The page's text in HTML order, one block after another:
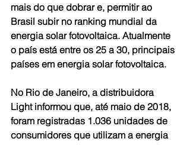
mais do que dobrar e, permitir ao
Brasil subir no ranking mundial da
energia solar fotovoltaica. Atualmente
o país está entre os 25 a 30, principais
países em energia solar fotovoltaica.
No Rio de Janeiro, a distribuidora
Light informou que, até maio de 2018,
foram registradas 1.036 unidades de
consumidores que utilizam a energia